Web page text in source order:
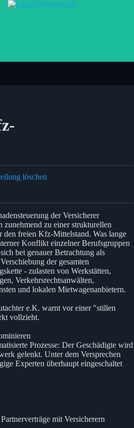
löschen
der Versicherer
zunehmend zu einer strukturellen
den freien Kfz-Mittelstand. Was lange
Konflikt einzelner Berufsgruppen
bei genauer Betrachtung als
der gesamten
- zulasten von Werkstätten,
Verkehrsrechtsanwälten,
und lokalen Mietwagenanbietern.
e.K. warnt vor einer "stillen
vollzieht.
Prozesse: Der Geschädigte wird
gelenkt. Unter dem Versprechen
Experten überhaupt eingeschaltet
mit Versicherern